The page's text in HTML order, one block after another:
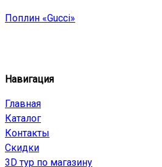
Поплин «Gucci»
Навигация
Главная
Каталог
Контакты
Скидки
3D тур по магазину